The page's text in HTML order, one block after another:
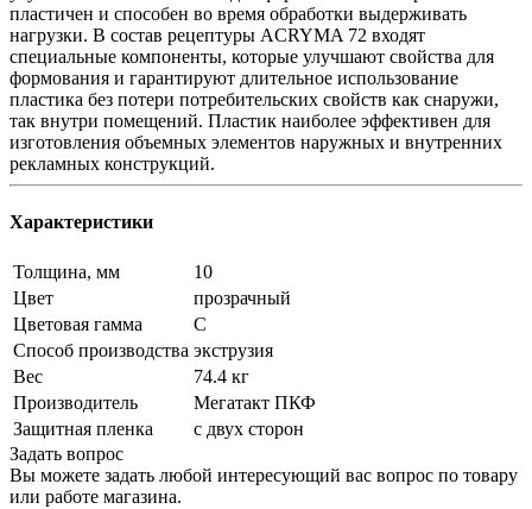
пластичен и способен во время обработки выдерживать
нагрузки. В состав рецептуры ACRYMA 72 входят
специальные компоненты, которые улучшают свойства для
формования и гарантируют длительное использование
пластика без потери потребительских свойств как снаружи,
так внутри помещений. Пластик наиболее эффективен для
изготовления объемных элементов наружных и внутренних
рекламных конструкций.
Характеристики
Толщина, мм
10
Цвет
прозрачный
Цветовая гамма
C
Способ производства экструзия
Вес
74.4 кг
Производитель
Мегатакт ПКФ
Защитная пленка
с двух сторон
Задать вопрос
Вы можете задать любой интересующий вас вопрос по товару
или работе магазина.